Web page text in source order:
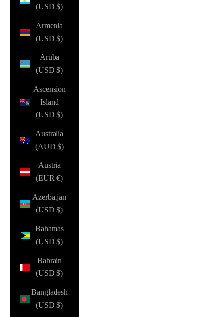
(USD $)
Armenia
(USD $)
Aruba
(USD $)
Ascension
Island
(USD $)
Australia
(AUD $)
Austria
(EUR €)
Azerbaijan
(USD $)
Bahamas
(USD $)
Bahrain
(USD $)
Bangladesh
(USD $)